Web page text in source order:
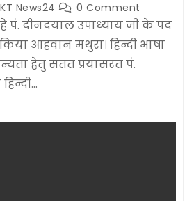
News24 0 Comment
पं. दीनदयाल उपाध्याय जी के पद
आहवान मथुरा। हिन्दी भाषा
हेतु सतत प्रयासरत पं.